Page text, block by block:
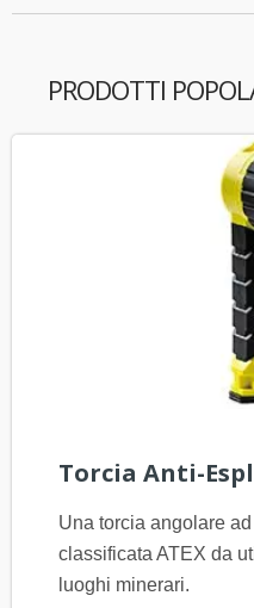
PRODOTTI
Torcia Anti-
Una torcia angolare
classificata ATEX da
luoghi minerari.